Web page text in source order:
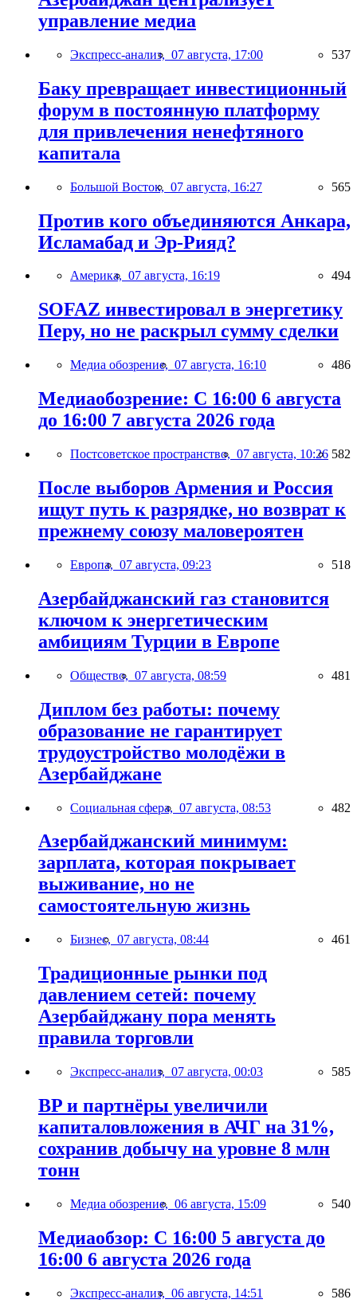
управление медиа
Экспресс-анализ, 07 августа, 17:00 537
Баку превращает инвестиционный
форум в постоянную платформу
для привлечения ненефтяного
капитала
Большой Восток, 07 августа, 16:27 565
Против кого объединяются Анкара,
Исламабад и Эр-Рияд?
Америка, 07 августа, 16:19 494
SOFAZ инвестировал в энергетику
Перу, но не раскрыл сумму сделки
Медиа обозрение, 07 августа, 16:10 486
Медиаобозрение: С 16:00 6 августа
до 16:00 7 августа 2026 года
Постсоветское пространство, 07 августа, 10:26 582
После выборов Армения и Россия
ищут путь к разрядке, но возврат к
прежнему союзу маловероятен
Европа, 07 августа, 09:23 518
Азербайджанский газ становится
ключом к энергетическим
амбициям Турции в Европе
Общество, 07 августа, 08:59 481
Диплом без работы: почему
образование не гарантирует
трудоустройство молодёжи в
Азербайджане
Социальная сфера, 07 августа, 08:53 482
Азербайджанский минимум:
зарплата, которая покрывает
выживание, но не
самостоятельную жизнь
Бизнес, 07 августа, 08:44 461
Традиционные рынки под
давлением сетей: почему
Азербайджану пора менять
правила торговли
Экспресс-анализ, 07 августа, 00:03 585
BP и партнёры увеличили
капиталовложения в АЧГ на 31%,
сохранив добычу на уровне 8 млн
тонн
Медиа обозрение, 06 августа, 15:09 540
Медиаобзор: С 16:00 5 августа до
16:00 6 августа 2026 года
Экспресс-анализ, 06 августа, 14:51 586